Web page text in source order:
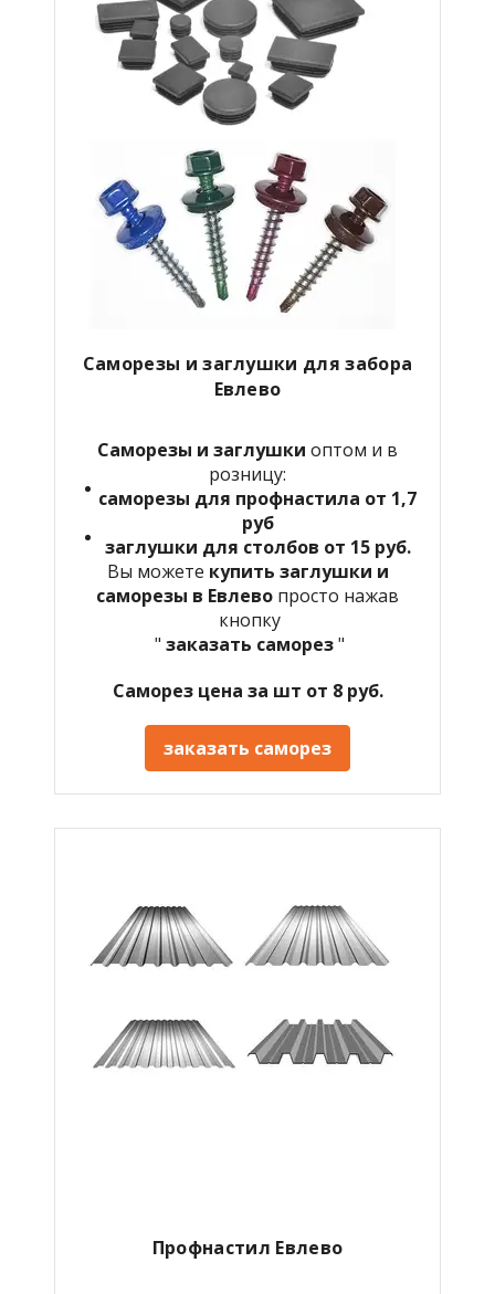
Саморезы и заглушки для забора
Евлево
Саморезы и заглушки оптом и в
розницу:
саморезы для профнастила от 1,7
руб
заглушки для столбов от 15 руб.
Вы можете купить заглушки и
саморезы в Евлево просто нажав
кнопку
" заказать саморез"
Саморез цена за шт от 8 руб.
заказать саморез
Профнастил Евлево